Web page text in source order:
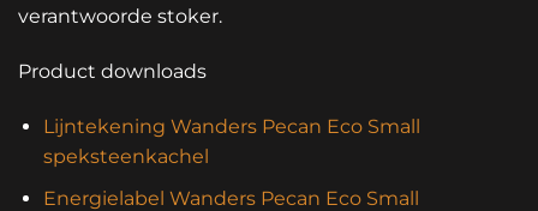
verantwoorde stoker.
Product downloads
Lijntekening Wanders Pecan Eco Small
speksteenkachel
Energielabel Wanders Pecan Eco Small